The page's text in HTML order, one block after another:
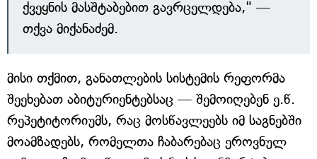
ქვეყნის მასშტაბებით გავრცელდება," —
თქვა მიქანაძემ.
მისი თქმით, განათლების სისტემის რეფორმა
შეეხებათ აბიტურიენტებსაც — შემოიღებენ ე.წ.
რეპეტიტორიუმს, რაც მოსწავლეებს იმ საგნებში
მოამზადებს, რომელთა ჩაბარებაც ეროვნულ